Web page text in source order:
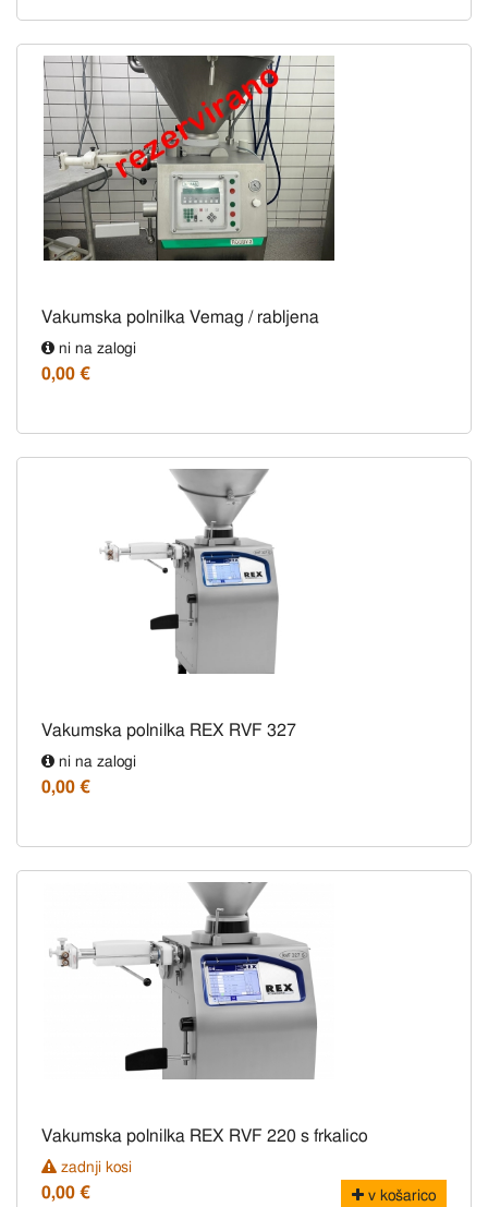
Vakumska polnilka Vemag / rabljena
ni na zalogi
0,00 €
Vakumska polnilka REX RVF 327
ni na zalogi
0,00 €
Vakumska polnilka REX RVF 220 s frkalico
zadnji kosi
0,00 € v košarico